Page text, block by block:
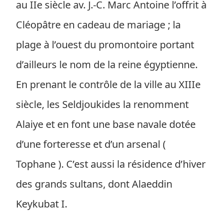
au IIe siècle av. J.-C. Marc Antoine l’offrit à
Cléopâtre en cadeau de mariage ; la
plage à l’ouest du promontoire portant
d’ailleurs le nom de la reine égyptienne.
En prenant le contrôle de la ville au XIIIe
siècle, les Seldjoukides la renomment
Alaiye et en font une base navale dotée
d’une forteresse et d’un arsenal (
Tophane ). C’est aussi la résidence d’hiver
des grands sultans, dont Alaeddin
Keykubat I.